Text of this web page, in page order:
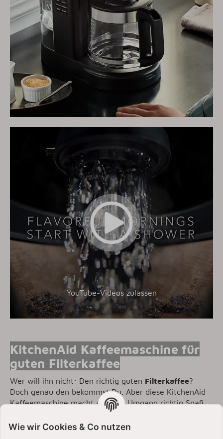
YouTube-Videos zulassen
KitchenAid Kaffeemaschine für
guten Filterkaffee
Wer will ihn nicht: Den richtig guten Filterkaffee?
Doch genau den bekommst Du. Aber diese KitchenAid
Kaffeemaschine macht auch im Umgang richtig Spaß.
Da ist zum Beispiel der abnehmbare Wassertank, für
besonders einfaches Einfüllen ohne zu kleckern. Oder
Wie wir Cookies & Co nutzen